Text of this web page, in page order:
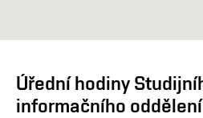
Úřední hodiny
informačního oddělení